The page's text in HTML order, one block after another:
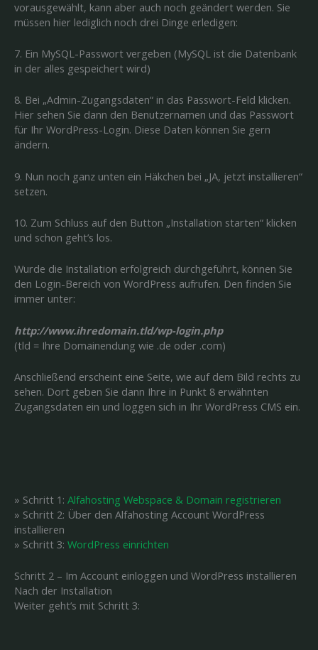
vorausgewählt, kann aber auch noch geändert werden. Sie
müssen hier lediglich noch drei Dinge erledigen:
7. Ein MySQL-Passwort vergeben (MySQL ist die Datenbank
in der alles gespeichert wird)
8. Bei „Admin-Zugangsdaten“ in das Passwort-Feld klicken.
Hier sehen Sie dann den Benutzernamen und das Passwort
für Ihr WordPress-Login. Diese Daten können Sie gern
ändern.
9. Nun noch ganz unten ein Häkchen bei „JA, jetzt installieren“
setzen.
10. Zum Schluss auf den Button „Installation starten“ klicken
und schon geht’s los.
Wurde die Installation erfolgreich durchgeführt, können Sie
den Login-Bereich von WordPress aufrufen. Den finden Sie
immer unter:
http://www.ihredomain.tld/wp-login.php
(tld = Ihre Domainendung wie .de oder .com)
Anschließend erscheint eine Seite, wie auf dem Bild rechts zu
sehen. Dort geben Sie dann Ihre in Punkt 8 erwähnten
Zugangsdaten ein und loggen sich in Ihr WordPress CMS ein.
» Schritt 1: Alfahosting Webspace & Domain registrieren
» Schritt 2: Über den Alfahosting Account WordPress
installieren
» Schritt 3: WordPress einrichten
Schritt 2 – Im Account einloggen und WordPress installieren
Nach der Installation
Weiter geht’s mit Schritt 3: